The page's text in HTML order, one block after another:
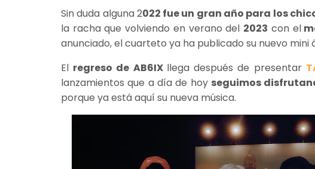
Sin duda alguna 2022 fue un gran año para los
la racha que volviendo en verano del 2023 con el
anunciado, el cuarteto ya ha publicado su nuevo mini
El regreso de AB6IX llega después de presentar
lanzamientos que a día de hoy seguimos
porque ya está aquí su nueva música.